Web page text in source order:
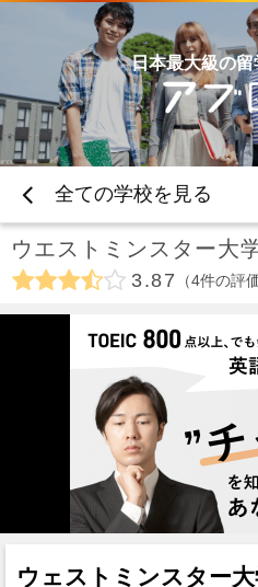
日本最大級の
全ての学校を見る
ウエストミンスター大
3.87 4件の評
ウェストミンスター